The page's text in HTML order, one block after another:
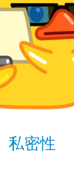
私密性